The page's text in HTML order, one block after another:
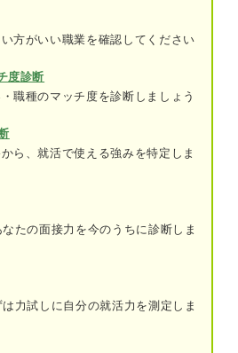
IR
ルタント
学芸員
方がいい職業を確認してください
度診断
職種のマッチ度を診断しましょう
ら、就活で使える強みを特定しま
たの面接力を今のうちに診断しま
力試しに自分の就活力を測定しま
！ 特徴や適性を見極めて合うもの